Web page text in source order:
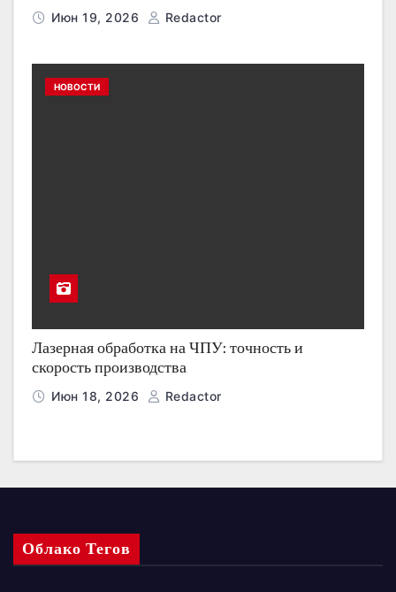
Июн 19, 2026 Redactor
НОВОСТИ
Лазерная обработка на ЧПУ: точность и
скорость производства
Июн 18, 2026 Redactor
Облако Тегов